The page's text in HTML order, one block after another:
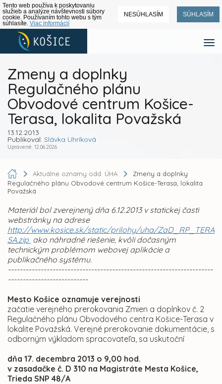
Tento web používa k poskytovaniu
služieb a analýze návštevnosti súbory
cookie. Používaním tohto webu s tým
súhlasíte. Viac informácií
NESÚHLASÍM SÚHLASÍM
Zmeny a doplnky
Regulačného plánu
Obvodové centrum Košice-
Terasa, lokalita Považská
13.12.2013
Publikoval: Slávka Uhríková
Upravené: 12.06.2026
Aktuálne oznamy odd. ÚHA
Zmeny a doplnky
Regulačného plánu Obvodové centrum Košice-Terasa, lokalita
Považská
Materiál bol zverejnený dňa 6.12.2013 v statickej časti
webstránky na adrese
http://www.kosice.sk/static/prilohy/uha/ZaD_RP_TERA
SA.zip ako náhradné riešenie, kvôli dočasným
technickým problémom webovej aplikácie a
publikačného systému.
---------------------------------------------------------------------
---------------------------
Mesto Košice oznamuje verejnosti
začatie verejného prerokovania Zmien a doplnkov č. 2
Regulačného plánu Obvodového centra Košice-Terasa v
lokalite Považská. Verejné prerokovanie dokumentácie, s
odborným výkladom spracovateľa, sa uskutoční
dňa 17. decembra 2013 o 9,00 hod.
v zasadačke č. D 310 na Magistráte Mesta Košice,
Trieda SNP 48/A